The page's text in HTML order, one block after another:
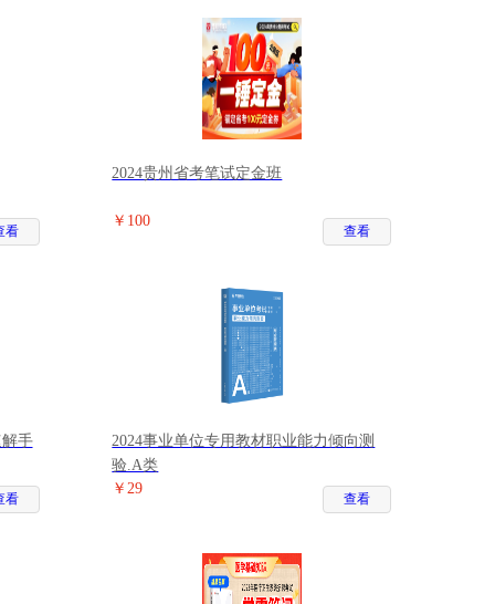
看
2024贵州省考笔试定金班
￥100
查看
手
看
2024事业单位专用教材职业能力倾向测
验.A类
￥29
查看